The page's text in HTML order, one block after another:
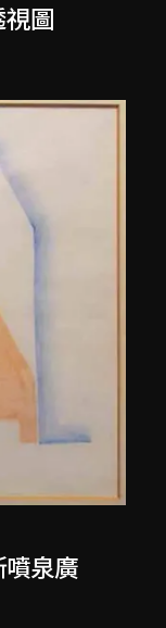
圖
噴泉廣